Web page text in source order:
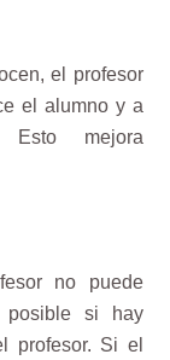
el profesor
el alumno y a
Esto mejora
no puede
posible si hay
profesor. Si el